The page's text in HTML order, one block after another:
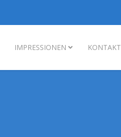
IMPRESSIONEN KONTAKT